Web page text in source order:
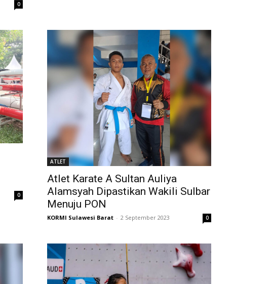
0
0
ATLET
Atlet Karate A Sultan Auliya
Alamsyah Dipastikan Wakili Sulbar
Menuju PON
KORMI Sulawesi Barat - 2 September 2023 0